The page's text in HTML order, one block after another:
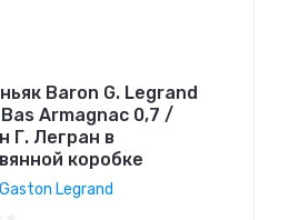
Baron G. Legrand
Armagnac 0,7 /
Г. Легран в
коробке
Legrand